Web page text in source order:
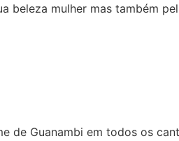
beleza mulher mas também
de Guanambi em todos os